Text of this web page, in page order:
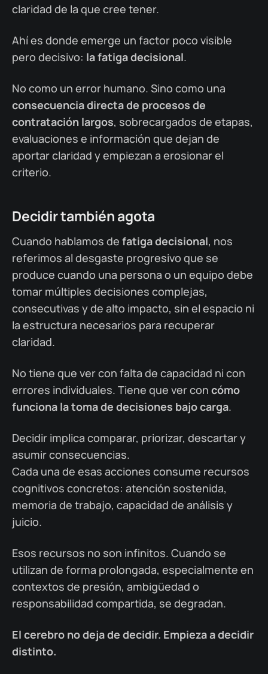
claridad de la que cree tener.
Ahí es donde emerge un factor poco visible
pero decisivo: la fatiga decisional.
No como un error humano. Sino como una
consecuencia directa de procesos de
contratación largos, sobrecargados de etapas,
evaluaciones e información que dejan de
aportar claridad y empiezan a erosionar el
criterio.
Decidir también agota
Cuando hablamos de fatiga decisional, nos
referimos al desgaste progresivo que se
produce cuando una persona o un equipo debe
tomar múltiples decisiones complejas,
consecutivas y de alto impacto, sin el espacio ni
la estructura necesarios para recuperar
claridad.
No tiene que ver con falta de capacidad ni con
errores individuales. Tiene que ver con cómo
funciona la toma de decisiones bajo carga.
Decidir implica comparar, priorizar, descartar y
asumir consecuencias.
Cada una de esas acciones consume recursos
cognitivos concretos: atención sostenida,
memoria de trabajo, capacidad de análisis y
juicio.
Esos recursos no son infinitos. Cuando se
utilizan de forma prolongada, especialmente en
contextos de presión, ambigüedad o
responsabilidad compartida, se degradan.
El cerebro no deja de decidir. Empieza a decidir
distinto.